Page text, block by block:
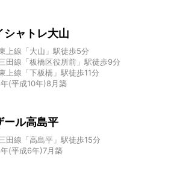
シャトレ大山
上線「大山」駅徒歩5分
田線「板橋区役所前」駅徒歩9分
上線「下板橋」駅徒歩11分
(平成10年)8月築
ール高島平
田線「高島平」駅徒歩15分
(平成6年)7月築